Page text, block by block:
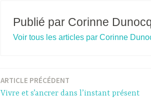
Publié par Corinne
Voir tous les articles par Corinne
ARTICLE PRÉCÉDENT
Vivre et s’ancrer dans l’instant présent